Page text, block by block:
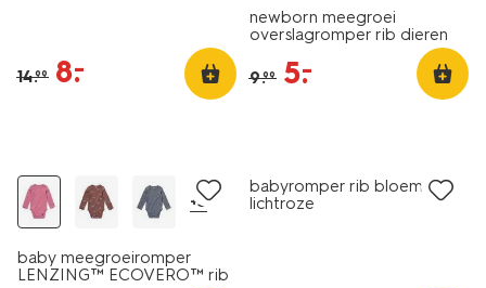
14.99 8.
–
newborn meegroei
overslagromper rib dieren
9.99 5.
–
+3
baby meegroeiromper
LENZING™ ECOVERO™ rib
babyromper rib bloemen
lichtroze